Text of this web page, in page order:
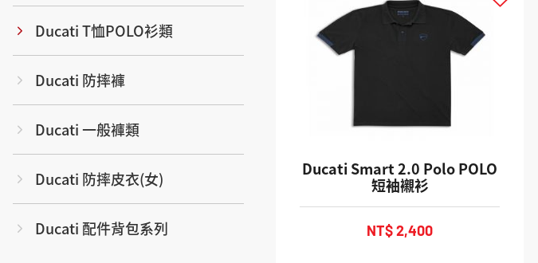
Ducati T恤POLO衫類
Ducati 防摔褲
Ducati 一般褲類
Ducati 防摔皮衣(女)
Ducati 配件背包系列
Ducati Smart 2.0 Polo POLO
短袖襯衫
NT$ 2,400